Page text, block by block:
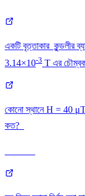
একটি বৃত্তাকার কুন্ডলীর
3.14×10-3 T এর চৌম্বক
কোনো স্থানে H = 40
কত?